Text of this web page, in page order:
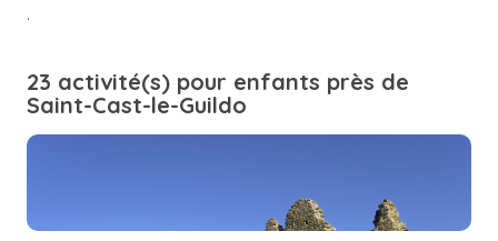
.
23 activité(s) pour enfants près de
Saint-Cast-le-Guildo